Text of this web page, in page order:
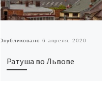
Опубликовано 6 апреля, 2020
Ратуша во Львове